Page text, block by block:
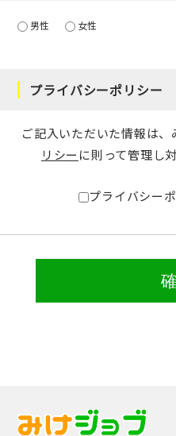
男性 女性
プライバシーポリシー
ご記入いただいた情報は、
リシー に則って管理し
プライバシー